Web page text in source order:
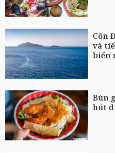
Côn
và
biển
Bún
hút